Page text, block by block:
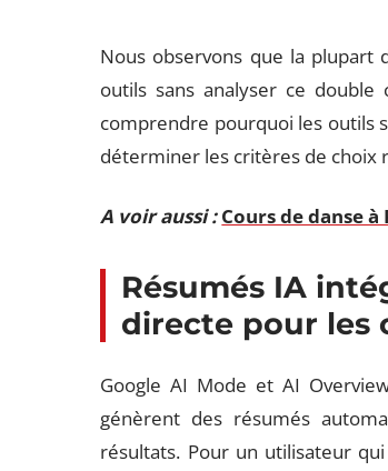
Nous observons que la plupart
outils sans analyser ce
comprendre pourquoi les outils
déterminer les critères de choix
A voir aussi : Cours de danse
Résumés IA
directe pour les
Google AI Mode et AI
génèrent des résumés
résultats. Pour un utilisateur